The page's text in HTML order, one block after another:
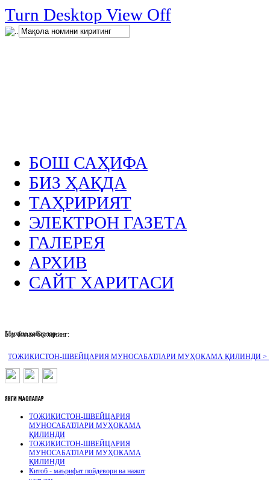
Turn Desktop View Off
.
БОШ САҲИФА
БИЗ ҲАҚДА
ТАҲРИРИЯТ
ЭЛЕКТРОН ГАЗЕТА
ГАЛЕРЕЯ
АРХИВ
САЙТ ХАРИТАСИ
Муҳим хабарлар :
ТОЖИКИСТОН-ШВЕЙЦАРИЯ МУНОСАБАТЛАРИ МУҲОКАМА ҚИЛИНДИ >
Биз билан боғланинг:
ЯНГИ МАҚОЛАЛАР
ТОЖИКИСТОН-ШВЕЙЦАРИЯ
МУНОСАБАТЛАРИ МУҲОКАМА
ҚИЛИНДИ
ТОЖИКИСТОН-ШВЕЙЦАРИЯ
МУНОСАБАТЛАРИ МУҲОКАМА
ҚИЛИНДИ
Китоб - маърифат пойдевори ва нажот